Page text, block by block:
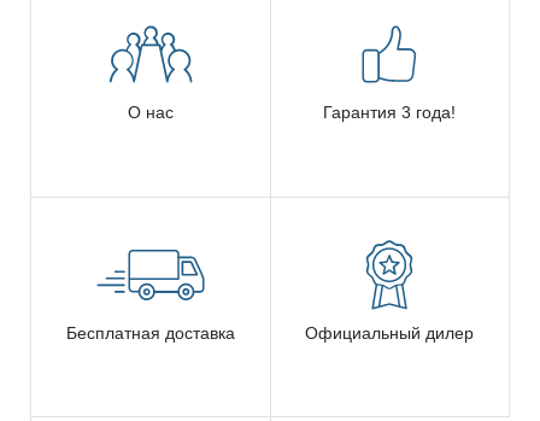
О нас Гарантия 3 года!
Бесплатная доставка Официальный дилер